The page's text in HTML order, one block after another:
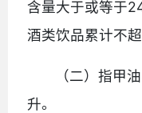
含量大于或等于
酒类饮品累计不
（二）指甲
升。